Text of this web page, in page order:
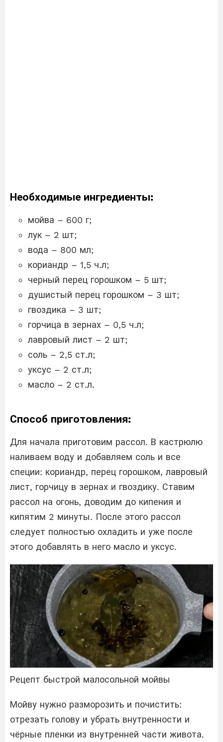
Необходимые ингредиенты:
мойва – 600 г;
лук – 2 шт;
вода – 800 мл;
кориандр – 1,5 ч.л;
черный перец горошком – 5 шт;
душистый перец горошком – 3 шт;
гвоздика – 3 шт;
горчица в зернах – 0,5 ч.л;
лавровый лист – 2 шт;
соль – 2,5 ст.л;
уксус – 2 ст.л;
масло – 2 ст.л.
Способ приготовления:
Для начала приготовим рассол. В кастрюлю
наливаем воду и добавляем соль и все
специи: кориандр, перец горошком, лавровый
лист, горчицу в зернах и гвоздику. Ставим
рассол на огонь, доводим до кипения и
кипятим 2 минуты. После этого рассол
следует полностью охладить и уже после
этого добавлять в него масло и уксус.
Рецепт быстрой малосольной мойвы
Мойву нужно разморозить и почистить:
отрезать голову и убрать внутренности и
чёрные пленки из внутренней части живота.